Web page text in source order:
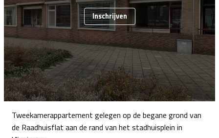
Inschrijven
Tweekamerappartement gelegen op de begane grond van
de Raadhuisflat aan de rand van het stadhuisplein in